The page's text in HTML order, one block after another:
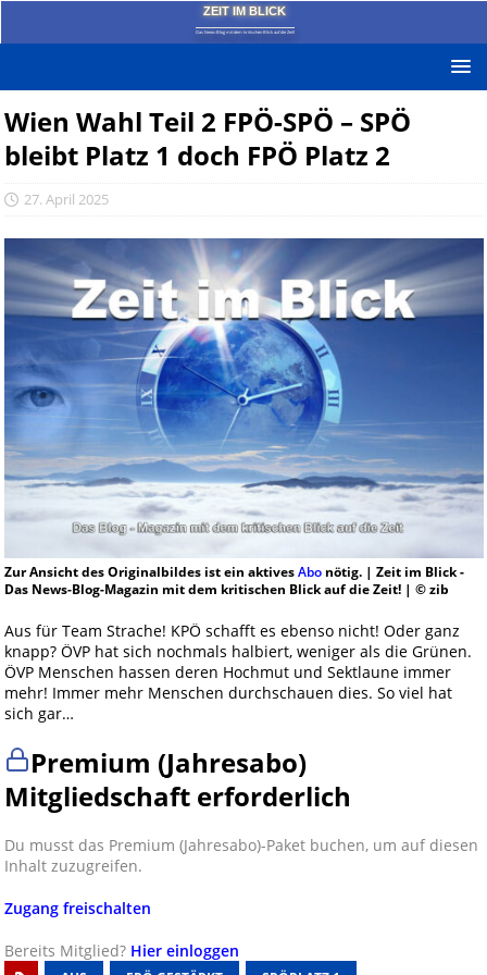
ZEIT IM BLICK
Das News-Blog mit dem kritischen Blick auf die Zeit!
Wien Wahl Teil 2 FPÖ-SPÖ – SPÖ
bleibt Platz 1 doch FPÖ Platz 2
27. April 2025
Zur Ansicht des Originalbildes ist ein aktivesAbonötig. | Zeit im Blick -
Das News-Blog-Magazin mit dem kritischen Blick auf die Zeit! | © zib
Aus für Team Strache! KPÖ schafft es ebenso nicht! Oder ganz
knapp? ÖVP hat sich nochmals halbiert, weniger als die Grünen.
ÖVP Menschen hassen deren Hochmut und Sektlaune immer
mehr! Immer mehr Menschen durchschauen dies. So viel hat
sich gar…
Premium (Jahresabo)
Mitgliedschaft erforderlich
Du musst das Premium (Jahresabo)-Paket buchen, um auf diesen
Inhalt zuzugreifen.
Zugang freischalten
Bereits Mitglied? Hier einloggen